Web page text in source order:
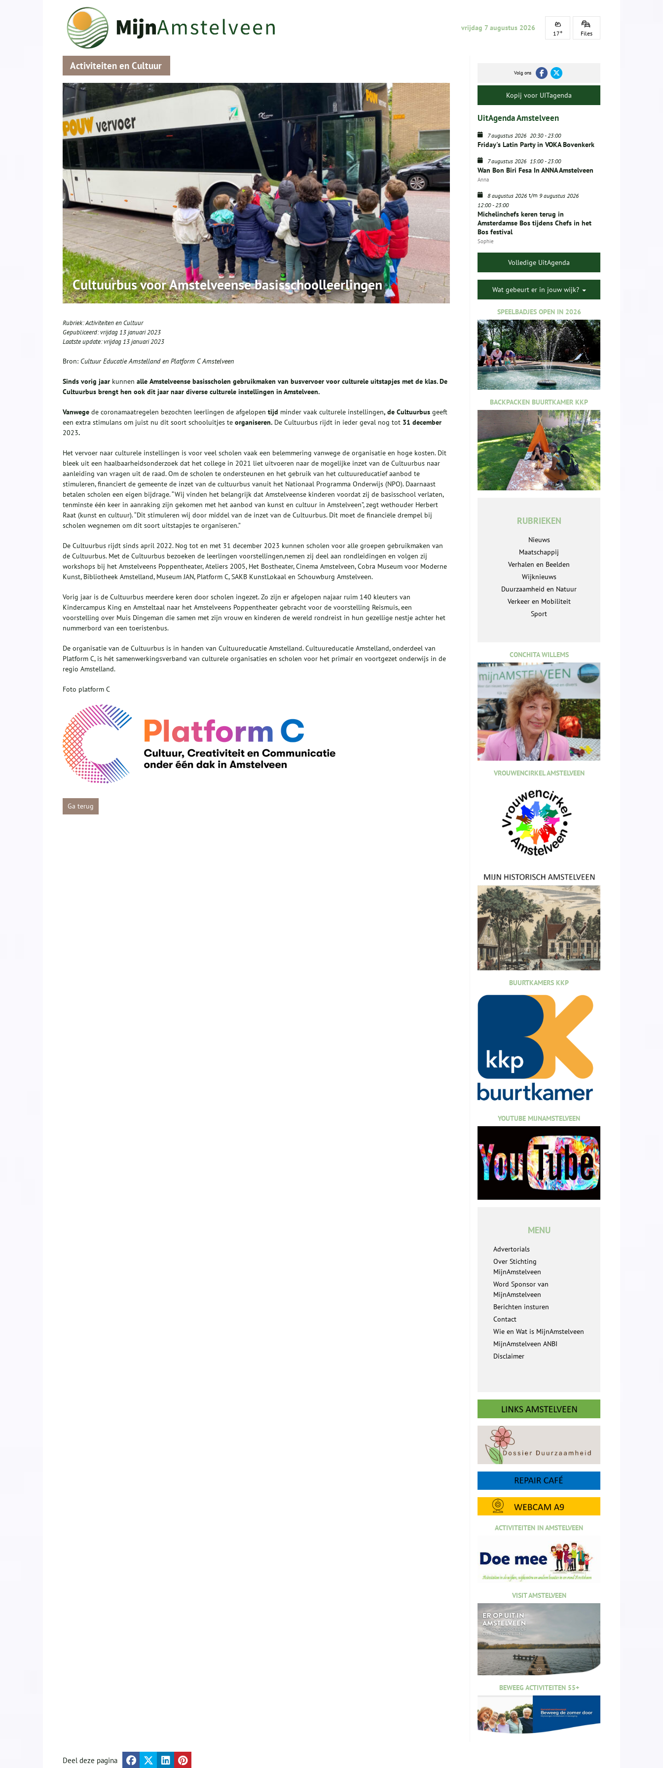
vrijdag 7 augustus 2026
17° Files
Activiteiten en Cultuur
Cultuurbus voor Amstelveense basisschoolleerlingen
Rubriek:Activiteiten en Cultuur
Gepubliceerd:vrijdag 13 januari 2023
Laatste update:vrijdag 13 januari 2023
Bron: Cultuur Educatie Amstelland en Platform C Amstelveen
Sinds vorig jaar kunnen alle Amstelveense basisscholen gebruikmaken van busvervoer voor culturele uitstapjes met de klas.De
Cultuurbus brengt hen ook dit jaar naar diverse culturele instellingen in Amstelveen.
Vanwege de coronamaatregelen bezochten leerlingen de afgelopen tijd minder vaak culturele instellingen, de Cultuurbus geeft
een extra stimulans om juist nu dit soort schooluitjes te organiseren. De Cultuurbus rijdt in ieder geval nog tot 31 december
2023.
Het vervoer naar culturele instellingen is voor veel scholen vaak een belemmering vanwege de organisatie en hoge kosten. Dit
bleek uit een haalbaarheidsonderzoek dat het college in 2021 liet uitvoeren naar de mogelijke inzet van de Cultuurbus naar
aanleiding van vragen uit de raad. Om de scholen te ondersteunen en het gebruik van het cultuureducatief aanbod te
stimuleren, financiert de gemeente de inzet van de cultuurbus vanuit het Nationaal Programma Onderwijs (NPO). Daarnaast
betalen scholen een eigen bijdrage. “Wij vinden het belangrijk dat Amstelveense kinderen voordat zij de basisschool verlaten,
tenminste één keer in aanraking zijn gekomen met het aanbod van kunst en cultuur in Amstelveen”, zegt wethouder Herbert
Raat (kunst en cultuur). “Dit stimuleren wij door middel van de inzet van de Cultuurbus. Dit moet de financiële drempel bij
scholen wegnemen om dit soort uitstapjes te organiseren.”
De Cultuurbus rijdt sinds april 2022. Nog tot en met 31 december 2023 kunnen scholen voor alle groepen gebruikmaken van
de Cultuurbus. Met de Cultuurbus bezoeken de leerlingen voorstellingen,nemen zij deel aan rondleidingen en volgen zij
workshops bij het Amstelveens Poppentheater, Ateliers 2005, Het Bostheater, Cinema Amstelveen, Cobra Museum voor Moderne
Kunst, Bibliotheek Amstelland, Museum JAN, Platform C, SAKB KunstLokaal en Schouwburg Amstelveen.
Vorig jaar is de Cultuurbus meerdere keren door scholen ingezet. Zo zijn er afgelopen najaar ruim 140 kleuters van
Kindercampus King en Amsteltaal naar het Amstelveens Poppentheater gebracht voor de voorstelling Reismuis, een
voorstelling over Muis Dingeman die samen met zijn vrouw en kinderen de wereld rondreist in hun gezellige nestje achter het
nummerbord van een toeristenbus.
De organisatie van de Cultuurbus is in handen van Cultuureducatie Amstelland. Cultuureducatie Amstelland, onderdeel van
Platform C, is hét samenwerkingsverband van culturele organisaties en scholen voor het primair en voortgezet onderwijs in de
regio Amstelland.
Foto platform C
Ga terug
Volg ons
Kopij voor UITagenda
UitAgenda Amstelveen
7 augustus 2026 20:30-23:00
Friday's Latin Party in VOKA Bovenkerk
7 augustus 2026 15:00-23:00
Wan Bon Biri Fesa In ANNA Amstelveen
Anna
8 augustus 2026 t/m 9 augustus 2026
12:00-23:00
Michelinchefs keren terug in
Amsterdamse Bos tijdens Chefs in het
Bos festival
Sophie
Volledige UitAgenda
Wat gebeurt er in jouw wijk?
SPEELBADJES OPEN IN 2026
BACKPACKEN BUURTKAMER KKP
RUBRIEKEN
Nieuws
Maatschappij
Verhalen en Beelden
Wijknieuws
Duurzaamheid en Natuur
Verkeer en Mobiliteit
Sport
CONCHITA WILLEMS
VROUWENCIRKEL AMSTELVEEN
BUURTKAMERS KKP
YOUTUBE MIJNAMSTELVEEN
MENU
Advertorials
Over Stichting
MijnAmstelveen
Word Sponsor van
MijnAmstelveen
Berichten insturen
Contact
Wie en Wat is MijnAmstelveen
MijnAmstelveen ANBI
Disclaimer
ACTIVITEITEN IN AMSTELVEEN
VISIT AMSTELVEEN
BEWEEG ACTIVITEITEN 55+
Deel deze pagina